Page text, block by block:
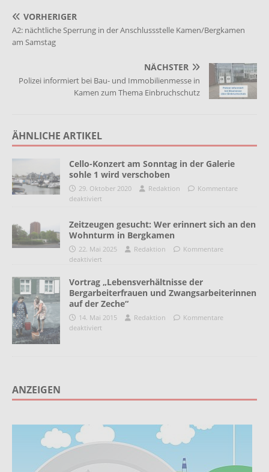
VORHERIGER
A2: nächtliche Sperrung in der Anschlussstelle Kamen/Bergkamen
am Samstag
NÄCHSTER
Polizei informiert bei Bau- und Immobilienmesse in
Kamen zum Thema Einbruchschutz
ÄHNLICHE ARTIKEL
Cello-Konzert am Sonntag in der Galerie
sohle 1 wird verschoben
29. Oktober 2020 Redaktion
Kommentare
deaktiviert
Zeitzeugen gesucht: Wer erinnert sich an den
Wohnturm in Bergkamen
22. Mai 2025 Redaktion
Kommentare
deaktiviert
Vortrag „Lebensverhältnisse der
Bergarbeiterfrauen und Zwangsarbeiterinnen
auf der Zeche“
14. Mai 2015 Redaktion
Kommentare
deaktiviert
ANZEIGEN